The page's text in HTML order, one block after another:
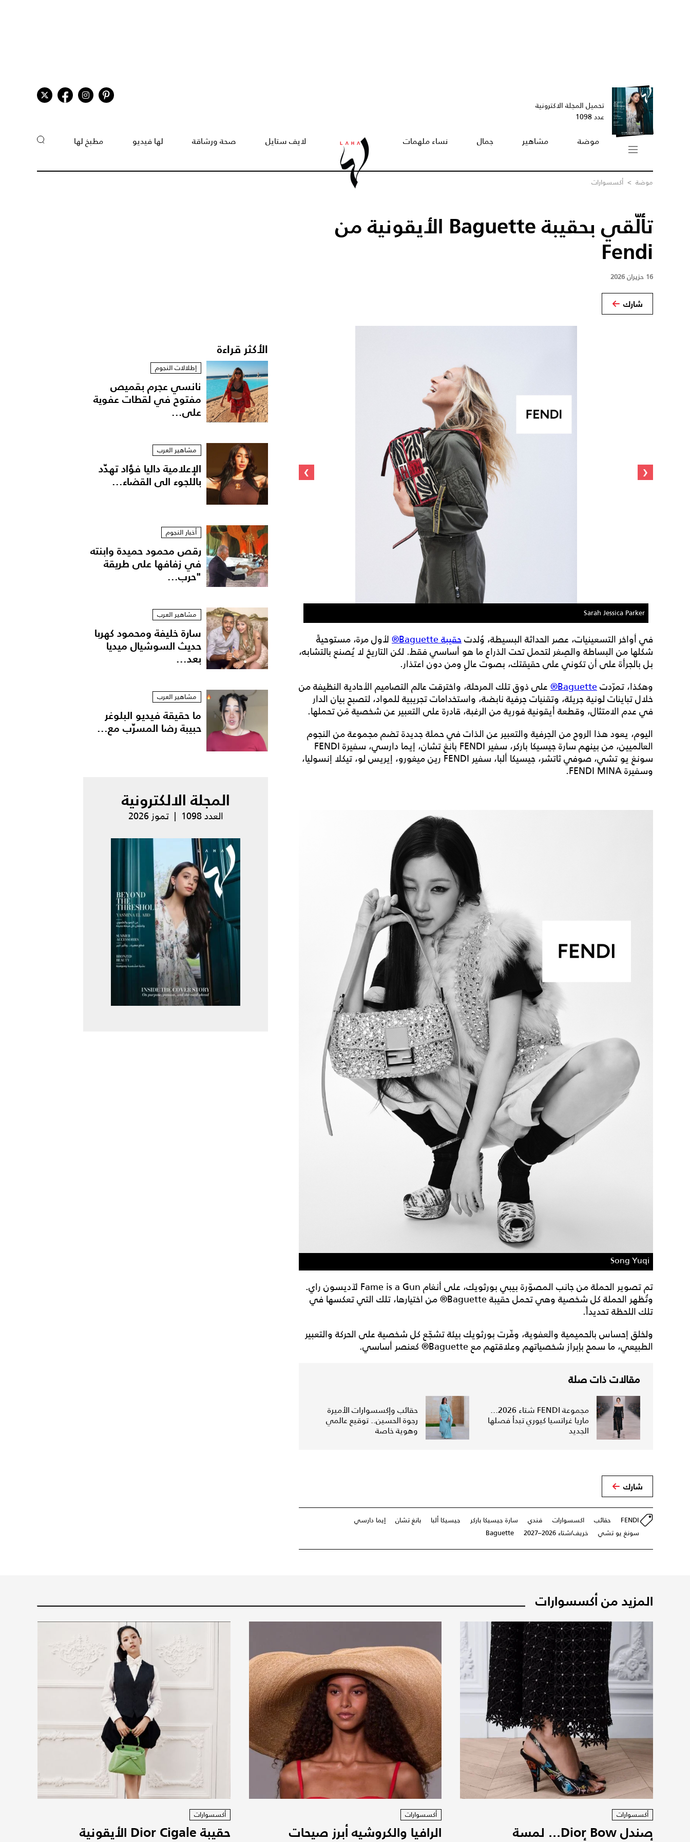
تحميل المجلة الاكترونية
عدد 1098
موضة مشاهير جمال نساء ملهمات لايف ستايل صحة ورشاقة لها فيديو مطبخ لها
موضة > أكسسوارات
تألّقي بحقيبة Baguette الأيقونية من
Fendi
16 حزيران 2026
شارك
Sarah Jessica Parker
Ren Meguro
‹
›
في أواخر التسعينيات، عصر الحداثة البسيطة، وُلدتحقيبة Baguette®
لأول مرة، مستوحيةً
شكلها من البساطة والصِغر لتحمل تحت الذراع ما هو أساسي فقط. لكن التاريخ لا يُصنع بالتشابه،
بل بالجرأة على أن تكوني على حقيقتك، بصوت عالٍ ومن دون اعتذار.
وهكذا، تمرّدتBaguette®
على ذوق تلك المرحلة، واخترقت عالم التصاميم الأحادية النظيفة من
خلال تباينات لونية جريئة، وتقنيات حِرفية نابضة، واستخدامات تجريبية للمواد، لتصبح بيان الدار
في عدم الامتثال، وقطعة أيقونية فورية من الرغبة، قادرة على التعبير عن شخصية مَن تحملها.
اليوم، يعود هذا الروح من الحِرفية والتعبير عن الذات في حملة جديدة تضم مجموعة من النجوم
العالميين، من بينهم سارة جيسيكا باركر، سفير FENDI بانغ تشان، إيما دارسي، سفيرة FENDI
سونغ يو تشي، صوفي ثاتشر، جيسيكا ألبا، سفير FENDI رين ميغورو، إيريس لو، تيكلا إنسوليا،
وسفيرة FENDI MINA.
Song Yuqi
تم تصوير الحملة من جانب المصوّرة بيبي بورثويك، على أنغام Fame is a Gun لآديسون راي.
وتُظهر الحملة كل شخصية وهي تحمل حقيبة Baguette® من اختيارها، تلك التي تعكسها في
تلك اللحظة تحديداً.
ولخلق إحساس بالحميمية والعفوية، وفّرت بورثويك بيئة تشجّع كل شخصية على الحركة والتعبير
الطبيعي، ما سمح بإبراز شخصياتهم وعلاقتهم مع Baguette® كعنصر أساسي.
مقالات ذات صلة
مجموعة FENDI شتاء 2026...
ماريا غراتسيا كيوري تبدأ فصلها
الجديد
حقائب وإكسسوارات الأميرة
رجوة الحسين.. توقيع عالمي
وهوية خاصة
شارك
FENDI حقائب اكسسوارات فندي سارة جيسيكا باركر جيسيكا ألبا بانغ تشان
إيما دارسي
سونغ يو تشي
خريف/شتاء 2026–2027 Baguette
الأكثر قراءة
إطلالات النجوم
نانسي عجرم بقميص
مفتوح في لقطات عفوية
على...
مشاهير العرب
الإعلامية داليا فؤاد تهدّد
باللجوء الى القضاء...
أخبار النجوم
رقص محمود حميدة وابنته
في زفافها على طريقة
"حرب...
مشاهير العرب
سارة خليفة ومحمود كهربا
حديث السوشيال ميديا
بعد...
مشاهير العرب
ما حقيقة فيديو البلوغر
حبيبة رضا المسرّب مع...
المجلة الالكترونية
العدد 1098 | تموز 2026
المزيد من أكسسوارات
أكسسوارات
صندل Dior Bow... لمسة
أكسسوارات
الرافيا والكروشيه أبرز صيحات
أكسسوارات
حقيبة Dior Cigale الأيقونية